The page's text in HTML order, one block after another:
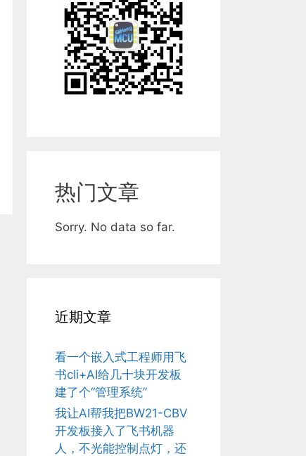
热门文章
Sorry. No data so far.
近期文章
看一个嵌入式工程师用飞
书cli+AI给几十块开发板
建了个“管理系统”
我让AI帮我把BW21-CBV
开发板接入了飞书机器
人，不光能控制点灯，还